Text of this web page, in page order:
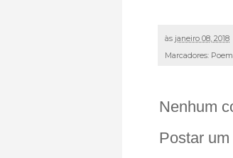
às janeiro 08, 2018
Marcadores:
Nenhum
Postar